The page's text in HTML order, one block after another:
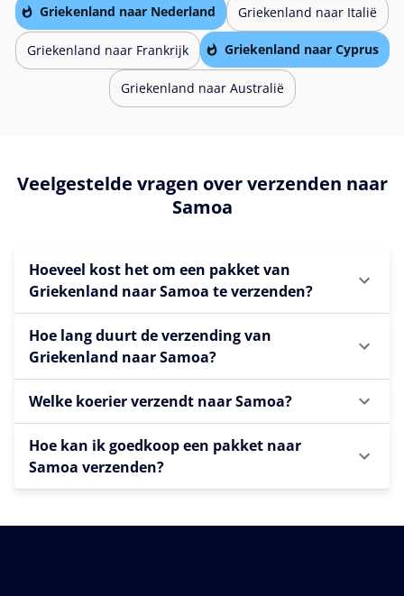
Griekenland naar Nederland Griekenland naar Italië
Griekenland naar Frankrijk Griekenland naar Cyprus
Griekenland naar Australië
Veelgestelde vragen over verzenden naar
Samoa
Hoeveel kost het om een pakket van
Griekenland naar Samoa te verzenden?
Hoe lang duurt de verzending van
Griekenland naar Samoa?
Welke koerier verzendt naar Samoa?
Hoe kan ik goedkoop een pakket naar
Samoa verzenden?